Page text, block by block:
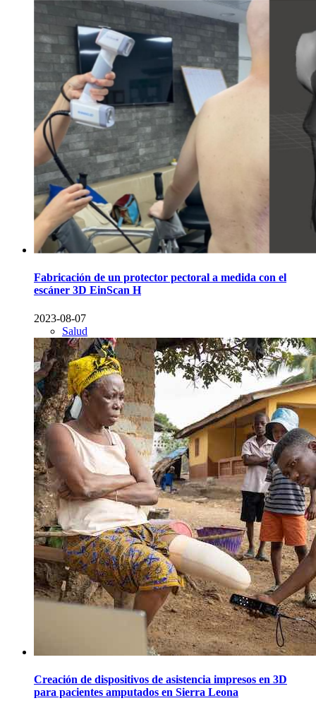
Fabricación de un protector pectoral a medida con el
escáner 3D EinScan H
2023-08-07
Salud
Creación de dispositivos de asistencia impresos en 3D
para pacientes amputados en Sierra Leona